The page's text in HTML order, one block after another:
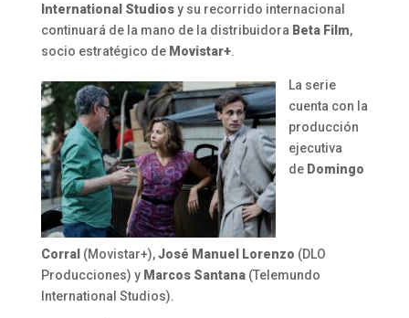
International Studiosy su recorrido internacional
continuará de la mano de la distribuidora Beta Film,
socio estratégico de Movistar+.
La serie
cuenta con la
producción
ejecutiva
de Domingo
Corral (Movistar+),José Manuel Lorenzo (DLO
Producciones) y Marcos Santana(Telemundo
International Studios).